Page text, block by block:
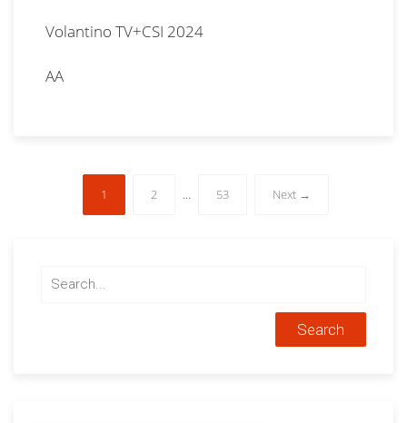
Volantino TV+CSI 2024
AA
1 2 … 53 Next →
Search